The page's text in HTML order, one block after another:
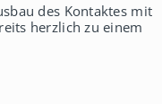
des Kontaktes mit
herzlich zu einem